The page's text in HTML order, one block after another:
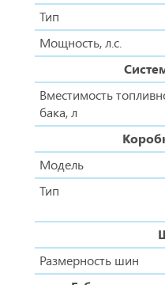
Тип
Мощность, л.с.
Вместимость
бака, л
Модель
Тип
Размерность шин